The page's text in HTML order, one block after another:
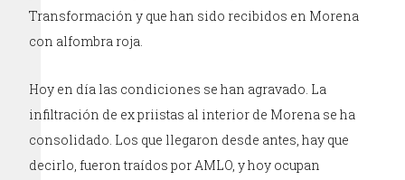
Transformación y que han sido recibidos en Morena
con alfombra roja.
Hoy en día las condiciones se han agravado. La
infiltración de ex priistas al interior de Morena se ha
consolidado. Los que llegaron desde antes, hay que
decirlo, fueron traídos por AMLO, y hoy ocupan